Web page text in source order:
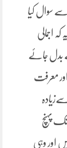
سوال کیا
اجمالی
بدل جائے
اور معرفت
پہنچ
اور وہی